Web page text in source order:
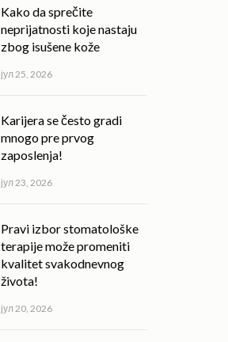
Kako da sprečite
neprijatnosti koje nastaju
zbog isušene kože
јул 25, 2026
Karijera se često gradi
mnogo pre prvog
zaposlenja!
јул 23, 2026
Pravi izbor stomatološke
terapije može promeniti
kvalitet svakodnevnog
života!
јул 20, 2026